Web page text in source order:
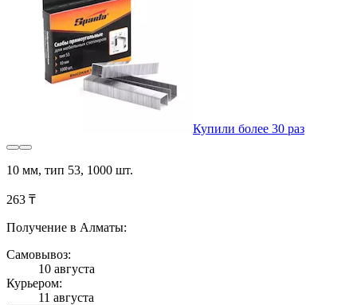
Купили более 30 раз
10 мм, тип 53, 1000 шт.
263 ₸
Получение в Алматы:
Самовывоз:
10 августа
Курьером:
11 августа